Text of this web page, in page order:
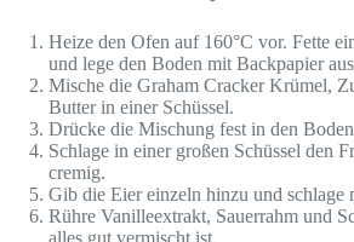
Heize den Ofen auf 160°C vor. Fette
und lege den Boden mit Backpapier
Mische die Graham Cracker Krümel,
Butter in einer Schüssel.
Drücke die Mischung fest in den
Schlage in einer großen Schüssel den
cremig.
Gib die Eier einzeln hinzu und schlage
Rühre Vanilleextrakt, Sauerrahm und
alles gut vermischt ist.